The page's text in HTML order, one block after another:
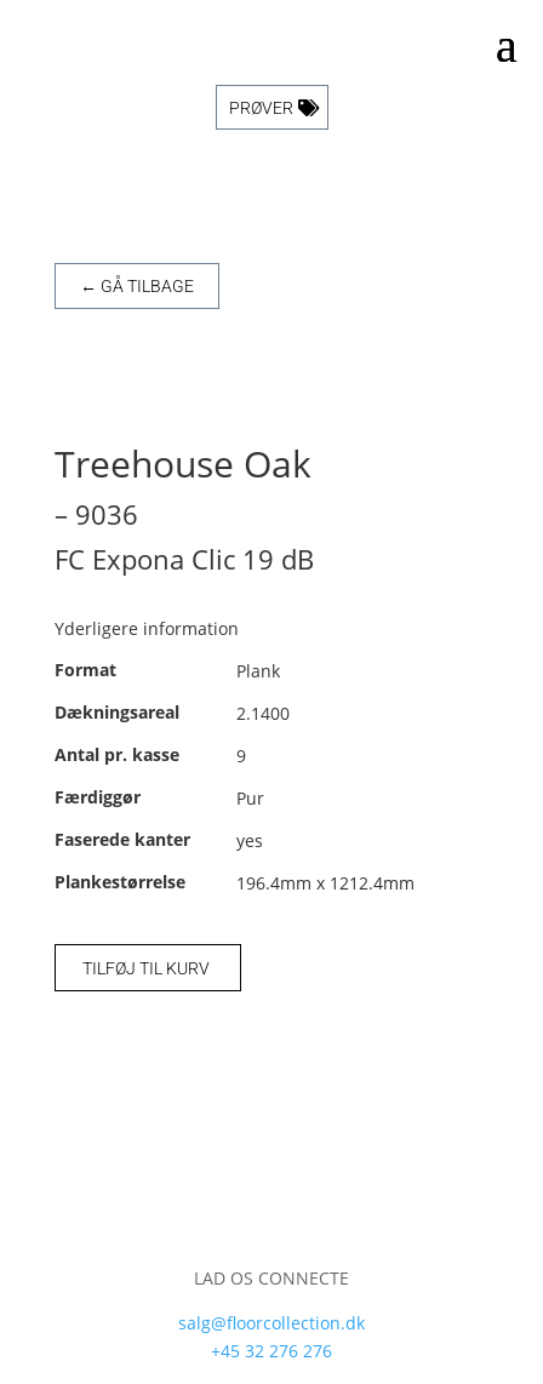
PRØVER
← GÅ TILBAGE
Treehouse Oak
– 9036
FC Expona Clic 19 dB
Yderligere information
Format
Plank
Dækningsareal
2.1400
Antal pr. kasse
9
Færdiggør
Pur
Faserede kanter
yes
Plankestørrelse
196.4mm x 1212.4mm
TILFØJ TIL KURV
LAD OS CONNECTE
salg@floorcollection.dk
+45 32 276 276